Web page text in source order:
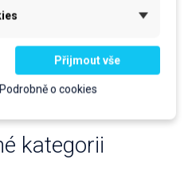
Do košíku
kategorii
Přijmout vše
o cookies